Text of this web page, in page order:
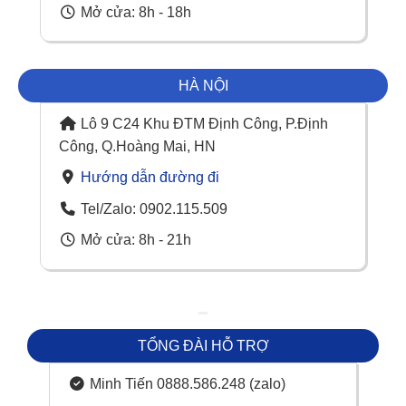
Công Nghệ 4K UHD
Máy chiếu LG 4K sử dụng công nghệ 4K UHD (Ultra High
Definition) cho phép hiển thị hình ảnh với độ phân giải 3840
x 2160 pixels, giúp mang đến hình ảnh sắc nét, chi tiết và rõ
ràng. Với công nghệ này, người dùng sẽ trải nghiệm một thế
giới hình ảnh đầy sống động, sắc nét gấp bốn lần so với
Công Nghệ DLP
DLP (Digital Light Processing) là một công nghệ nổi bật
với độ sáng và độ tương phản cao. Máy chiếu LG sử dụng
Công Nghệ Laser
Một trong những công nghệ đáng chú ý trên các dòng máy
Mở cửa: 8h - 18h
HÀ NỘI
Lô 9 C24 Khu ĐTM Định Công, P.Định
Công, Q.Hoàng Mai, HN
Hướng dẫn đường đi
Tel/Zalo: 0902.115.509
Mở cửa: 8h - 21h
TỔNG ĐÀI HỖ TRỢ
Minh Tiến 0888.586.248 (zalo)